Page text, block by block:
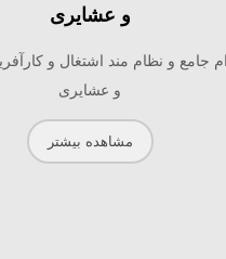
و عشایری
جامع و نظام مند اشتغال و
و عشایری
مشاهده بیشتر